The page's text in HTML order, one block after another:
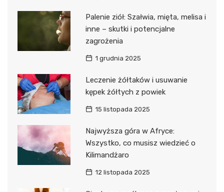
Palenie ziół: Szałwia, mięta, melisa i
inne – skutki i potencjalne
zagrożenia
1 grudnia 2025
Leczenie żółtaków i usuwanie
kępek żółtych z powiek
15 listopada 2025
Najwyższa góra w Afryce:
Wszystko, co musisz wiedzieć o
Kilimandżaro
12 listopada 2025